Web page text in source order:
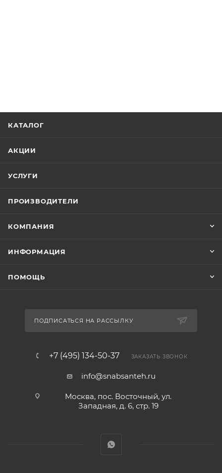
КАТАЛОГ
АКЦИИ
УСЛУГИ
ПРОИЗВОДИТЕЛИ
КОМПАНИЯ
ИНФОРМАЦИЯ
ПОМОЩЬ
ПОДПИСАТЬСЯ НА РАССЫЛКУ
+7 (495) 134-50-37 ЗАКАЗАТЬ ЗВОНОК
info@snabsanteh.ru
Москва, пос. Восточный, ул.
Западная, д. 6, стр. 19